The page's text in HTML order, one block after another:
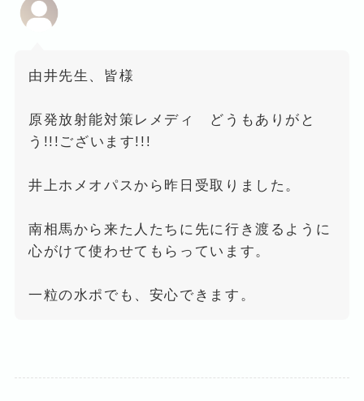
由井先生、皆様
原発放射能対策レメディ どうもありがと
う!!!ございます!!!
井上ホメオパスから昨日受取りました。
南相馬から来た人たちに先に行き渡るように
心がけて使わせてもらっています。
一粒の水ポでも、安心できます。